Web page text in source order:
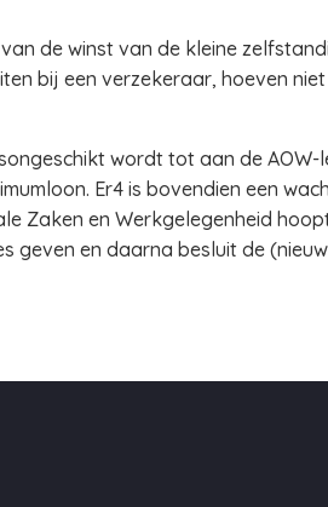
de winst van de kleine
bij een verzekeraar, hoeven
wordt tot aan de
Er4 is bovendien een
Zaken en Werkgelegenheid
geven en daarna besluit de